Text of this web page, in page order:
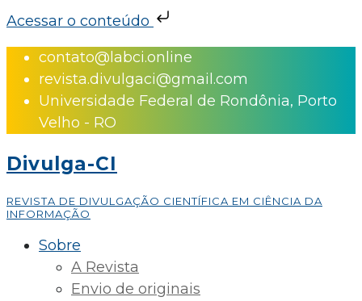
Acessar o conteúdo
Skip
content
contato@labci.online
revista.divulgaci@gmail.com
Universidade Federal de Rondônia, Porto
Velho - RO
Divulga-CI
REVISTA DE DIVULGAÇÃO CIENTÍFICA EM CIÊNCIA DA
INFORMAÇÃO
Sobre
A Revista
Envio de originais